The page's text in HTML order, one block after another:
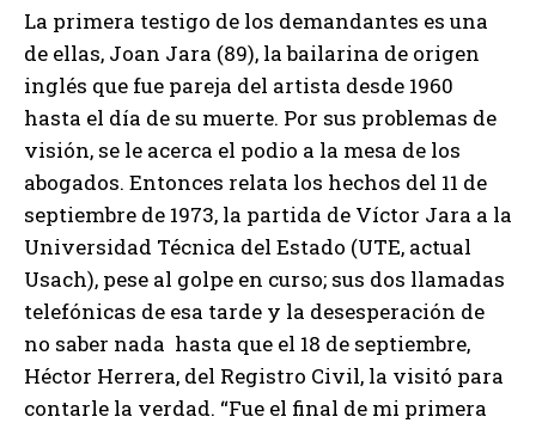
La primera testigo de los demandantes es una
de ellas, Joan Jara (89), la bailarina de origen
inglés que fue pareja del artista desde 1960
hasta el día de su muerte. Por sus problemas de
visión, se le acerca el podio a la mesa de los
abogados. Entonces relata los hechos del 11 de
septiembre de 1973, la partida de Víctor Jara a la
Universidad Técnica del Estado (UTE, actual
Usach), pese al golpe en curso; sus dos llamadas
telefónicas de esa tarde y la desesperación de
no saber nada hasta que el 18 de septiembre,
Héctor Herrera, del Registro Civil, la visitó para
contarle la verdad. “Fue el final de mi primera